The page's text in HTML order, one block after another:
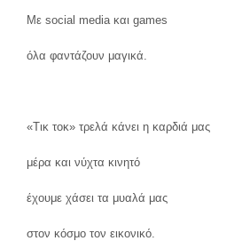
Με social media και games
όλα φαντάζουν μαγικά.
«Τικ τοκ» τρελά κάνει η καρδιά μας
μέρα και νύχτα κινητό
έχουμε χάσει τα μυαλά μας
στον κόσμο τον εικονικό.